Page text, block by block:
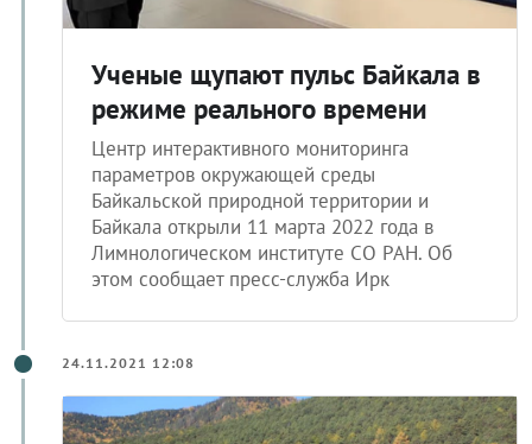
Ученые щупают пульс Байкала в
режиме реального времени
Центр интерактивного мониторинга
параметров окружающей среды
Байкальской природной территории и
Байкала открыли 11 марта 2022 года в
Лимнологическом институте СО РАН. Об
этом сообщает пресс-служба Ирк
24.11.2021 12:08